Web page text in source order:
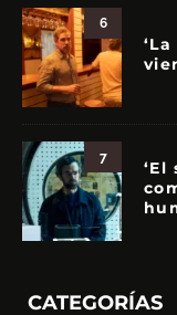
6
7
CATEGORÍAS